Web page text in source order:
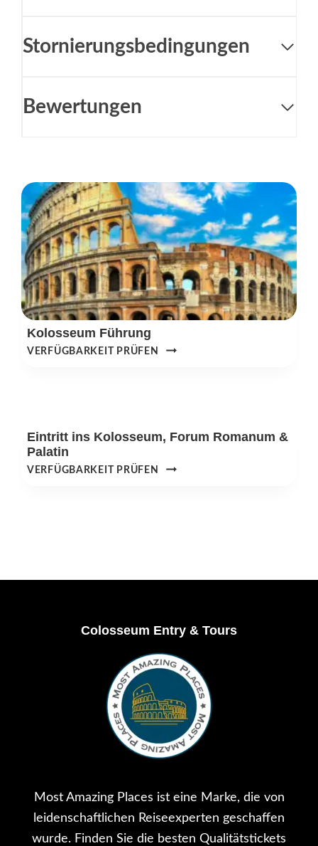
Stornierungsbedingungen
Bewertungen
Kolosseum Führung
VERFÜGBARKEIT PRÜFEN
KOLOSSEUM
Eintritt ins Kolosseum, Forum Romanum &
Palatin
VERFÜGBARKEIT PRÜFEN
EINTRITT
Colosseum Entry & Tours
Most Amazing Places ist eine Marke, die von
leidenschaftlichen Reiseexperten geschaffen
wurde. Finden Sie die besten Qualitätstickets